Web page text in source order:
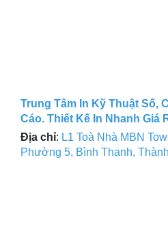
Trung Tâm In Kỹ Thuật Số,
Cáo. Thiết Kế In Nhanh Giá
Địa chỉ: L1 Toà Nhà MBN
Phường 5, Bình Thạnh,